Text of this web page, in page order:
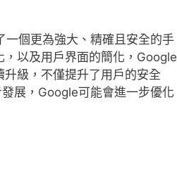
個更為強大、精確且安全的手
以及用戶界面的簡化，Google
級，不僅提升了用戶的安全
展，Google可能會進一步優化